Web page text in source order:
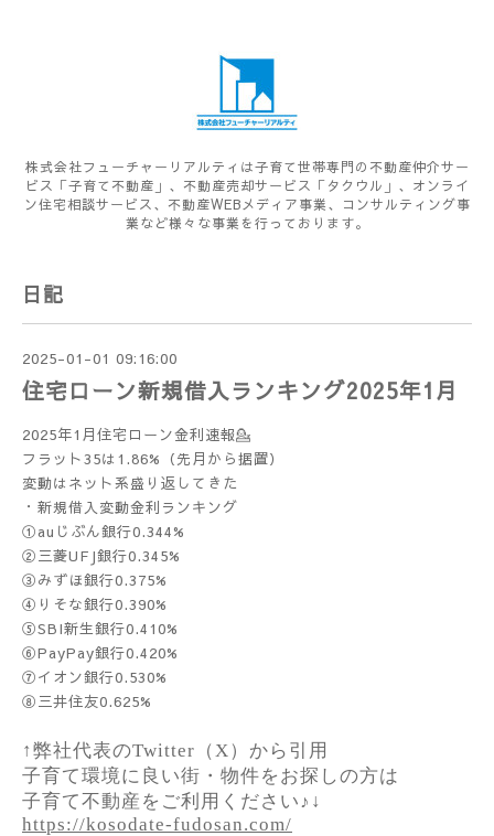
株式会社フューチャーリアルティは子育て世帯専門の不動産仲介サー
ビス「子育て不動産」、不動産売却サービス「タクウル」、オンライ
ン住宅相談サービス、不動産WEBメディア事業、コンサルティング事
業など様々な事業を行っております。
日記
2025-01-01 09:16:00
住宅ローン新規借入ランキング2025年1月
2025年1月住宅ローン金利速報💁
フラット35は1.86%（先月から据置）
変動はネット系盛り返してきた
・新規借入変動金利ランキング
①auじぶん銀行0.344%
②三菱UFJ銀行0.345%
③みずほ銀行0.375%
④りそな銀行0.390%
⑤SBI新生銀行0.410%
⑥PayPay銀行0.420%
⑦イオン銀行0.530%
⑧三井住友0.625%
↑弊社代表のTwitter（X）から引用
子育て環境に良い街・物件をお探しの方は
子育て不動産をご利用ください♪↓
https://kosodate-fudosan.com/